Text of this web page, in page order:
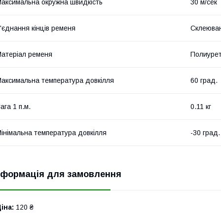
окружна швидкість 30 м/сек
кінців ременя
ременя
температура довкілля 60 град.
1 п.м. 0.11 кг
температура довкілля -30 град.
для замовлення
120 ₴